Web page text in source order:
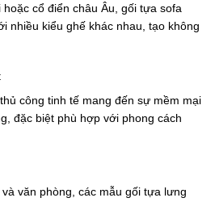
cổ điển châu Âu, gối tựa sofa
nhiều kiểu ghế khác nhau, tạo không
thủ công tinh tế mang đến sự mềm mại
đặc biệt phù hợp với phong cách
văn phòng, các mẫu gối tựa lưng